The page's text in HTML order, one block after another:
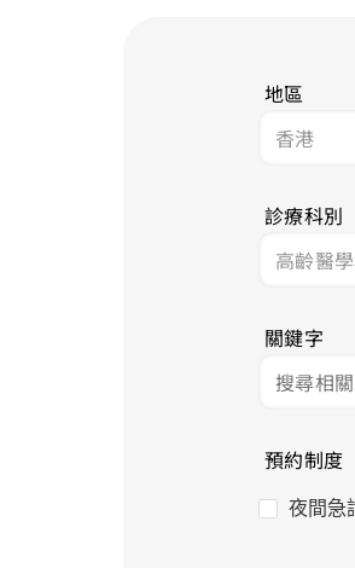
地區
診療科別
關鍵字
預約制度
夜間急